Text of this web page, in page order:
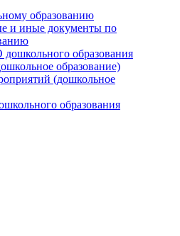
образованию
и иные документы по
образования
образование)
(дошкольное
образования